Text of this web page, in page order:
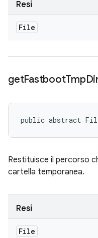
Resi
File
getFastbootTmp
public abstract
Restituisce il percorso
cartella temporanea.
Resi
File